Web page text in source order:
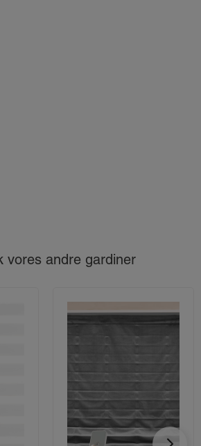
vores andre gardiner